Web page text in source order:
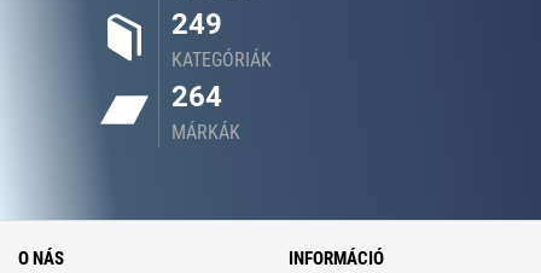
249
KATEGÓRIÁK
264
MÁRKÁK
O NÁS INFORMÁCIÓ